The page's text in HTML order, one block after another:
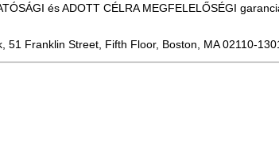
és ADOTT CÉLRA MEGFELELŐSÉGI
Franklin Street, Fifth Floor, Boston, MA 02110-